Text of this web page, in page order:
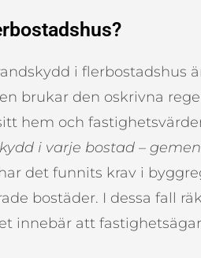
i flerbostadshus
brukar den oskrivna
hem och
i varje bostad –
det funnits krav i
bostäder. I dessa fall
innebär att